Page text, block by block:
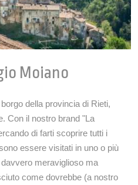
Moiano
della provincia di Rieti,
Con il nostro brand "La
di farti scoprire tutti i
essere visitati in uno o più
meraviglioso ma
come dovrebbe (a nostro